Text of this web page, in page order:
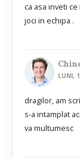
ca asa inveti
joci in echipa .
LUNI,
dragilor, am
s-a intamplat
va multumesc